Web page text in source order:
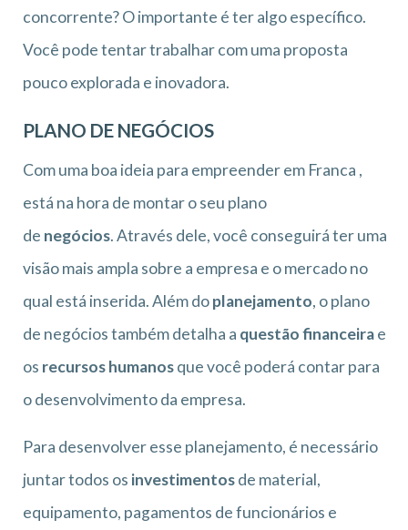
concorrente? O importante é ter algo específico.
Você pode tentar trabalhar com uma proposta
pouco explorada e inovadora.
PLANO DE NEGÓCIOS
Com uma boa ideia para empreender em Franca ,
está na hora de montar o seu plano
de negócios. Através dele, você conseguirá ter uma
visão mais ampla sobre a empresa e o mercado no
qual está inserida. Além doplanejamento, o plano
de negócios também detalha a questão financeirae
os recursos humanosque você poderá contar para
o desenvolvimento da empresa.
Para desenvolver esse planejamento, é necessário
juntar todos os investimentosde material,
equipamento, pagamentos de funcionários e